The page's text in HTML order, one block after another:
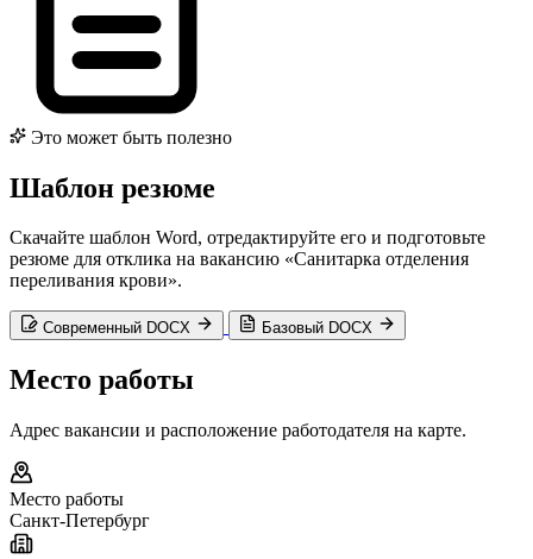
Это может быть полезно
Шаблон резюме
Скачайте шаблон Word, отредактируйте его и подготовьте
резюме для отклика на вакансию «Санитарка отделения
переливания крови».
Современный DOCX Базовый DOCX
Место работы
Адрес вакансии и расположение работодателя на карте.
Место работы
Санкт-Петербург